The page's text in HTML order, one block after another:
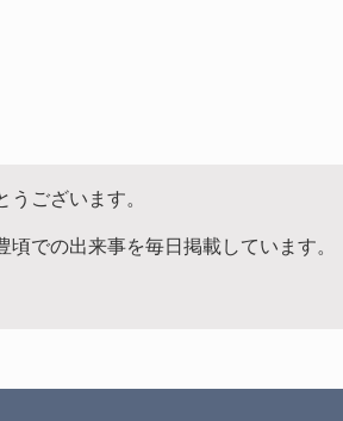
ございます。
での出来事を毎日掲載しています。